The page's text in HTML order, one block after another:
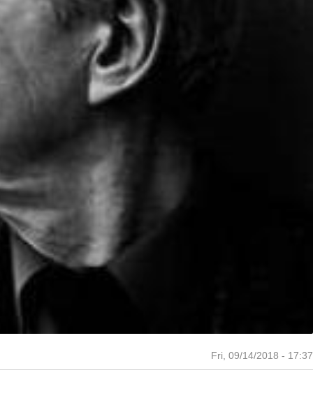
Fri, 09/14/2018 - 17:37